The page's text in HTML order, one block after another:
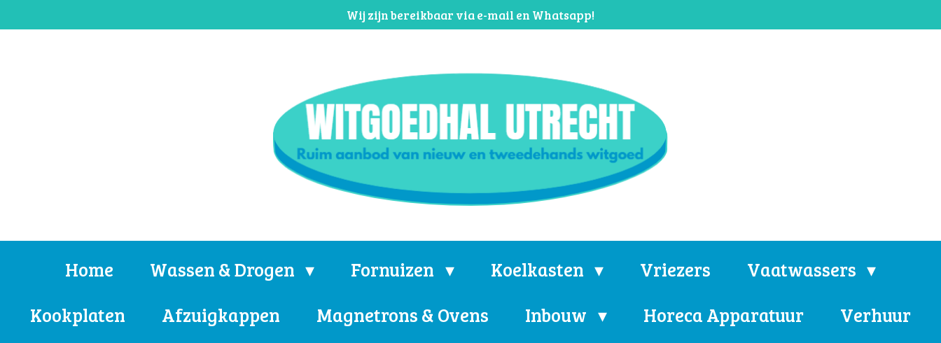
direct
Wij zijn bereikbaar via e-mail en Whatsapp!
Home Wassen & Drogen Fornuizen Koelkasten Vriezers
Vaatwassers
Kookplaten
Afzuigkappen Magnetrons & Ovens Inbouw Horeca Apparatuur
Verhuur